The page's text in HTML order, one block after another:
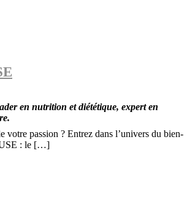
en nutrition et diététique, expert en
votre passion ? Entrez dans l’univers du bien-
: le […]